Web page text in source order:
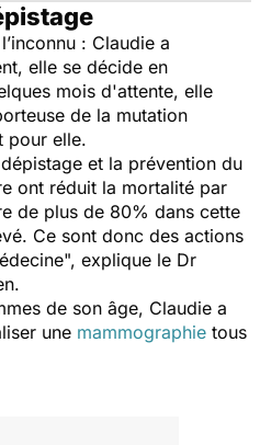
: Claudie a
elle se décide en
mois d'attente, elle
de la mutation
pour elle.
et la prévention du
ont réduit la mortalité par
de plus de 80% dans cette
Ce sont donc des actions
", explique le Dr
de son âge, Claudie a
une mammographie tous